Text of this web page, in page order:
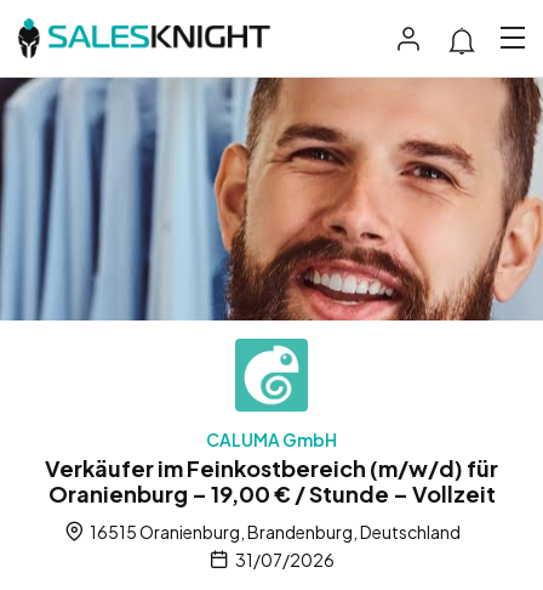
CALUMA GmbH
Verkäufer im Feinkostbereich (m/w/d) für
Oranienburg – 19,00 € / Stunde – Vollzeit
16515 Oranienburg, Brandenburg, Deutschland
31/07/2026